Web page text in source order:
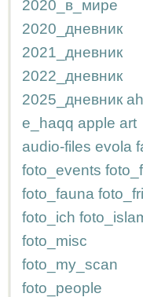
2020_в_мире
2020_дневник
2021_дневник
2022_дневник
2025_дневник
e_haqq apple art
audio-files evola
foto_events
foto_fauna
foto_ich
foto_misc
foto_my_scan
foto_people